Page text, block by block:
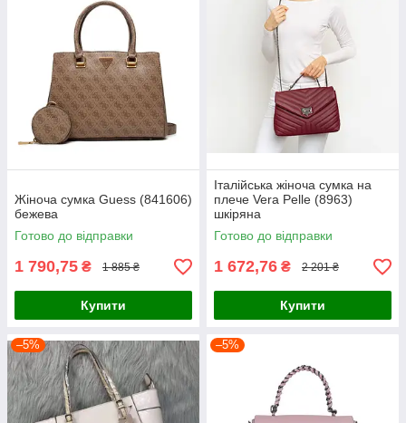
Жіноча сумка Guess (841606)
бежева
Готово до відправки
1 790,75 ₴ 1 885 ₴
Купити
Італійська жіноча сумка на
плече Vera Pelle (8963)
шкіряна
Готово до відправки
1 672,76 ₴ 2 201 ₴
Купити
–5% –5%